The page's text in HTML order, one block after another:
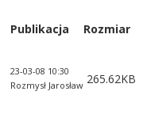
Publikacja
Rozmiar
23-03-08 10:30
Rozmysł Jarosław 265.62KB